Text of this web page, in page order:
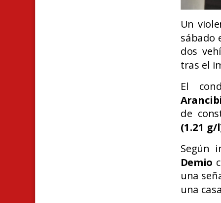
Un
sábado
dos
tras el
El
de
(1.21
Según
Demio
una
una